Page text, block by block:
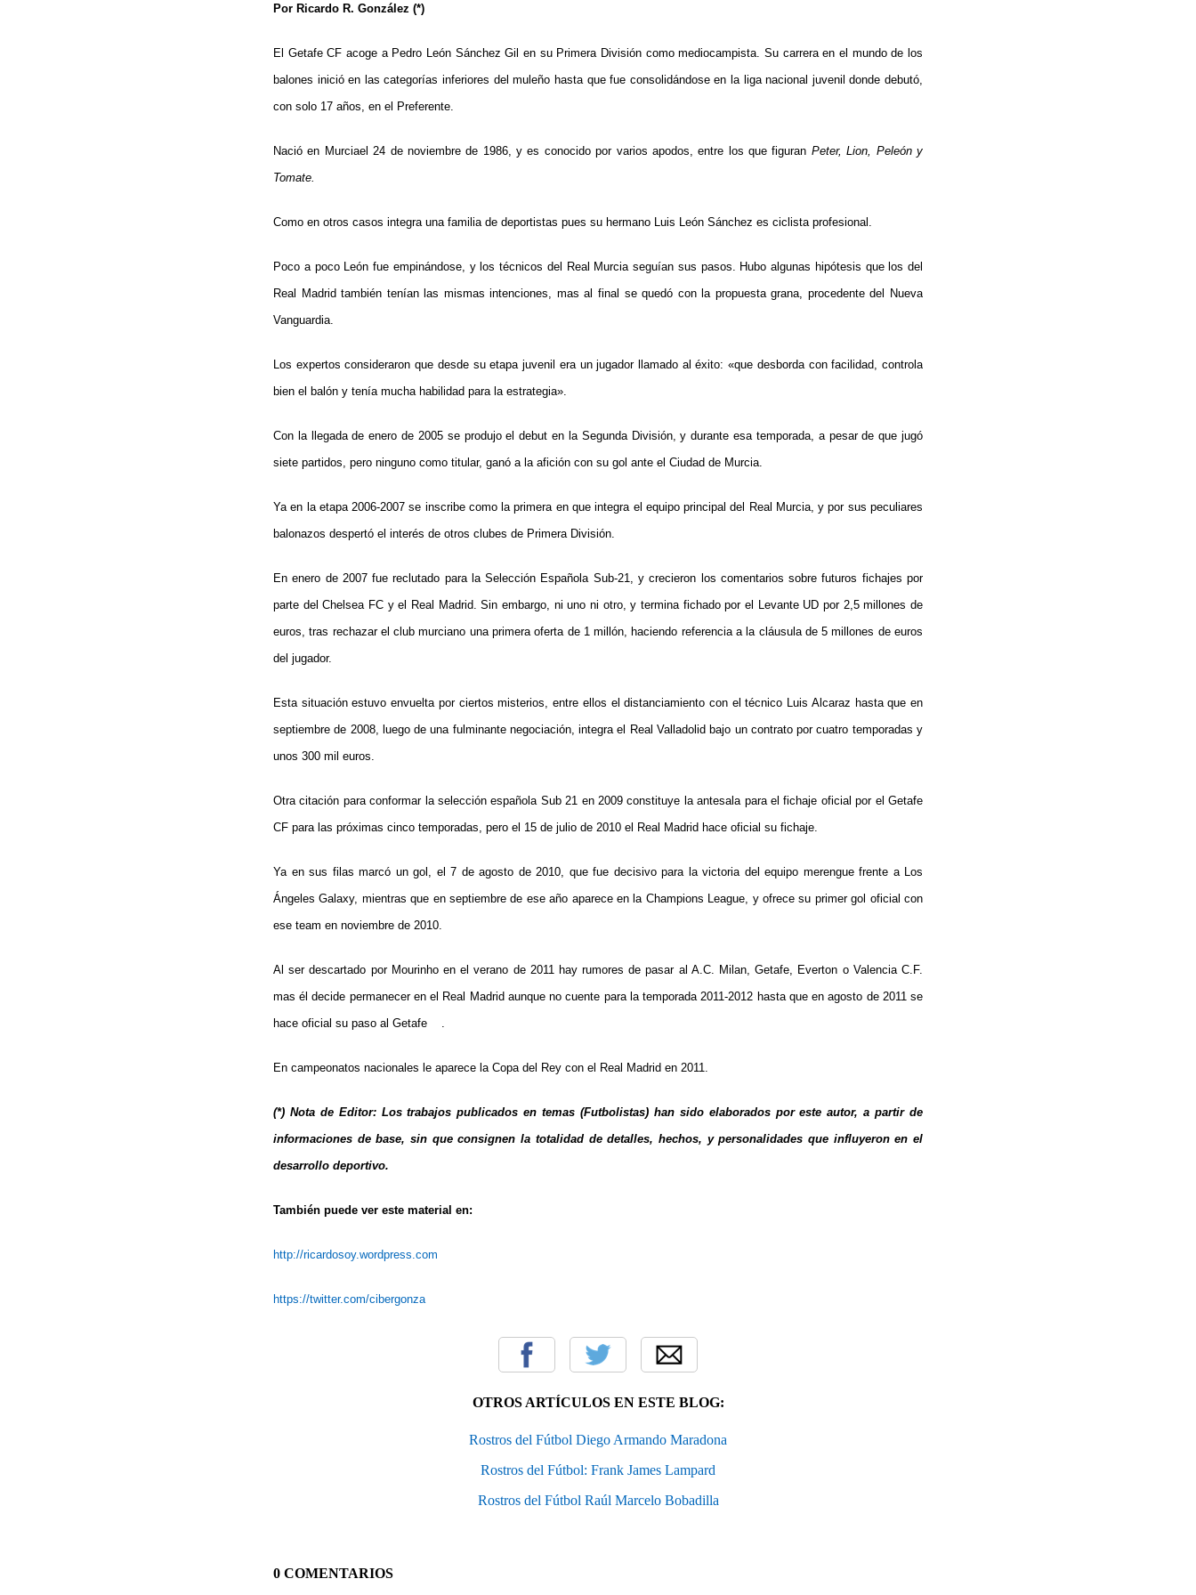
Por Ricardo R. González (*)
El Getafe CF acoge a Pedro León Sánchez Gil en su Primera División como mediocampista. Su carrera en el mundo de los
balones inició en las categorías inferiores del muleño hasta que fue consolidándose en la liga nacional juvenil donde debutó,
con solo 17 años, en el Preferente.
Nació en Murciael 24 de noviembre de 1986, y es conocido por varios apodos, entre los que figuran Peter, Lion, Peleón y
Tomate.
Como en otros casos integra una familia de deportistas pues su hermano Luis León Sánchez es ciclista profesional.
Poco a poco León fue empinándose, y los técnicos del Real Murcia seguían sus pasos. Hubo algunas hipótesis que los del
Real Madrid también tenían las mismas intenciones, mas al final se quedó con la propuesta grana, procedente del Nueva
Vanguardia.
Los expertos consideraron que desde su etapa juvenil era un jugador llamado al éxito: «que desborda con facilidad, controla
bien el balón y tenía mucha habilidad para la estrategia».
Con la llegada de enero de 2005 se produjo el debut en la Segunda División, y durante esa temporada, a pesar de que jugó
siete partidos, pero ninguno como titular, ganó a la afición con su gol ante el Ciudad de Murcia.
Ya en la etapa 2006-2007 se inscribe como la primera en que integra el equipo principal del Real Murcia, y por sus peculiares
balonazos despertó el interés de otros clubes de Primera División.
En enero de 2007 fue reclutado para la Selección Española Sub-21, y crecieron los comentarios sobre futuros fichajes por
parte del Chelsea FC y el Real Madrid. Sin embargo, ni uno ni otro, y termina fichado por el Levante UD por 2,5 millones de
euros, tras rechazar el club murciano una primera oferta de 1 millón, haciendo referencia a la cláusula de 5 millones de euros
del jugador.
Esta situación estuvo envuelta por ciertos misterios, entre ellos el distanciamiento con el técnico Luis Alcaraz hasta que en
septiembre de 2008, luego de una fulminante negociación, integra el Real Valladolid bajo un contrato por cuatro temporadas y
unos 300 mil euros.
Otra citación para conformar la selección española Sub 21 en 2009 constituye la antesala para el fichaje oficial por el Getafe
CF para las próximas cinco temporadas, pero el 15 de julio de 2010 el Real Madrid hace oficial su fichaje.
Ya en sus filas marcó un gol, el 7 de agosto de 2010, que fue decisivo para la victoria del equipo merengue frente a Los
Ángeles Galaxy, mientras que en septiembre de ese año aparece en la Champions League, y ofrece su primer gol oficial con
ese team en noviembre de 2010.
Al ser descartado por Mourinho en el verano de 2011 hay rumores de pasar al A.C. Milan, Getafe, Everton o Valencia C.F.
mas él decide permanecer en el Real Madrid aunque no cuente para la temporada 2011-2012 hasta que en agosto de 2011 se
hace oficial su paso al Getafe .
En campeonatos nacionales le aparece la Copa del Rey con el Real Madrid en 2011.
(*) Nota de Editor: Los trabajos publicados en temas (Futbolistas) han sido elaborados por este autor, a partir de
informaciones de base, sin que consignen la totalidad de detalles, hechos, y personalidades que influyeron en el
desarrollo deportivo.
También puede ver este material en:
http://ricardosoy.wordpress.com
https://twitter.com/cibergonza
OTROS ARTÍCULOS EN ESTE BLOG:
Rostros del Fútbol Diego Armando Maradona
Rostros del Fútbol: Frank James Lampard
Rostros del Fútbol Raúl Marcelo Bobadilla
0 COMENTARIOS